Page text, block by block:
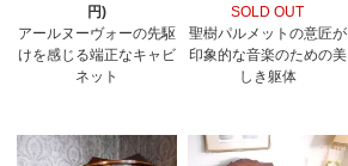
円)
アールヌーヴォーの先駆
けを感じる端正なキャビ
ネット
SOLD OUT
聖樹パルメットの意匠が
印象的な音楽のための美
しき躯体